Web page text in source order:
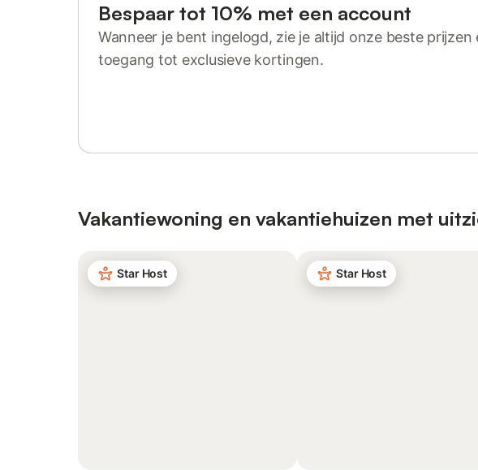
Bespaar tot 10% met een account
Wanneer je bent ingelogd, zie je altijd onze beste prijzen
toegang tot exclusieve kortingen.
Vakantiewoning en vakantiehuizen met
Star Host Star Host